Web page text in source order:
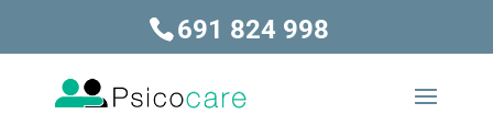
691 824 998